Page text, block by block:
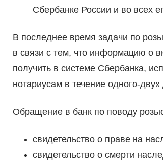
Сбербанке России и во всех
В последнее время задачи по
в связи с тем, что информацию о
получить в системе Сбербанка,
нотариусам в течение одного-двух
Обращение в банк по поводу
свидетельство о праве на
свидетельство о смерти